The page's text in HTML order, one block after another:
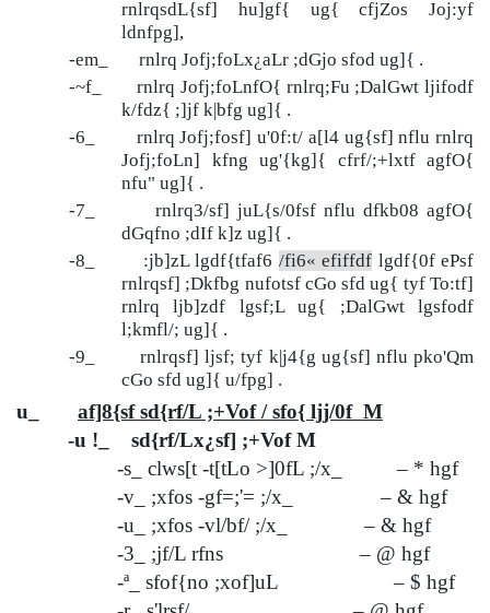
rnlrqsdL{sf] hu]gf{ ug{ cfjZos Joj:yf
ldnfpg],
-em_ rnlrq Jofj;foLx¿aLr ;dGjo sfod ug]{ .
-~f_ rnlrq Jofj;foLnfO{ rnlrq;Fu ;DalGwt ljifodf
k/fdz{ ;]jf k|bfg ug]{ .
-6_ rnlrq Jofj;fosf] u'0f:t/ a[l4 ug{sf] nflu rnlrq
Jofj;foLn] kfng ug'{kg]{ cfrf/;+lxtf agfO{
nfu" ug]{ .
-7_ rnlrq3/sf] juL{s/0fsf nflu dfkb08 agfO{
dGqfno ;dIf k]z ug]{ .
-8_ :jb]zL lgdf{tfaf6 /fi6« efiffdf lgdf{0f ePsf
rnlrqsf] ;Dkfbg nufotsf cGo sfd ug{ tyf To:tf]
rnlrq ljb]zdf lgsf;L ug{ ;DalGwt lgsfodf
l;kmfl/; ug]{ .
-9_ rnlrqsf] ljsf; tyf k|j4{g ug{sf] nflu pko'Qm
cGo sfd ug]{ u/fpg] .
u_ af]8{sf sd{rf/L ;+Vof / sfo{ ljj/0f M
-u !_ sd{rf/Lx¿sf] ;+Vof M
-s_
clws[t -t[tLo >]0fL ;/x_ – * hgf
-v_ ;xfos -gf=;'= ;/x_ – & hgf
-u_ ;xfos -vl/bf/ ;/x_ – & hgf
-3_ ;jf/L rfns – @ hgf
-ª_ sfof{no ;xof]uL – $ hgf